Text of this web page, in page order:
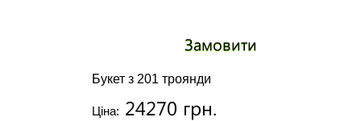
Букет з 201 троянди
Ціна: 24270 грн.
Замовити